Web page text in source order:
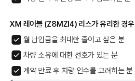
XM 레이블 (Z8MZI4) 리스가 유리한 경우
월 납입금을 최대한 줄이고 싶은 분
차량 소유에 대한 선호가 있는 분
계약 만료 후 차량 인수를 고려하는 분